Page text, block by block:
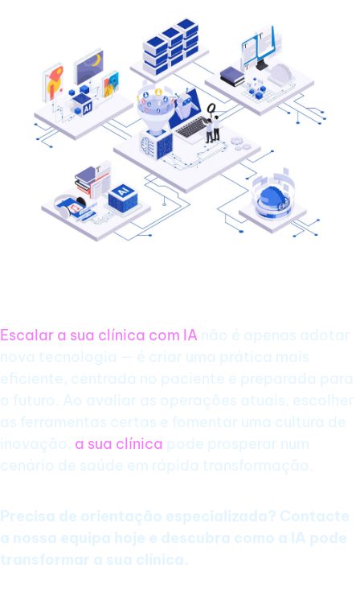
Escalar a sua clínica com IA não é apenas adotar
nova tecnologia — é criar uma prática mais
eficiente, centrada no paciente e preparada para
o futuro. Ao avaliar as operações atuais, escolher
as ferramentas certas e fomentar uma cultura de
inovação, a sua clínica pode prosperar num
cenário de saúde em rápida transformação.
Precisa de orientação especializada? Contacte
a nossa equipa hoje e descubra como a IA pode
transformar a sua clínica.